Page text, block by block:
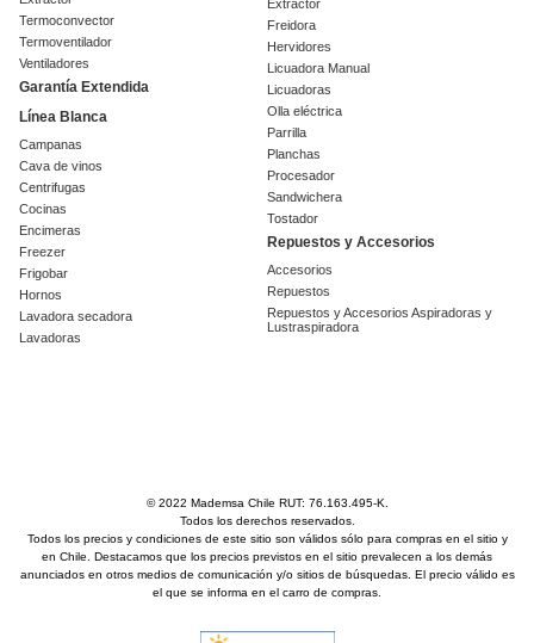
Termoconvector
Termoventilador
Ventiladores
Garantía Extendida
Línea Blanca
Campanas
Cava de vinos
Centrifugas
Cocinas
Encimeras
Freezer
Frigobar
Hornos
Lavadora secadora
Lavadoras
Extractor
Freidora
Hervidores
Licuadora Manual
Licuadoras
Olla eléctrica
Parrilla
Planchas
Procesador
Sandwichera
Tostador
Repuestos y Accesorios
Accesorios
Repuestos
Repuestos y Accesorios Aspiradoras y
Lustraspiradora
© 2022 Mademsa Chile RUT: 76.163.495-K.
Todos los derechos reservados.
Todos los precios y condiciones de este sitio son válidos sólo para compras en el sitio y
en Chile. Destacamos que los precios previstos en el sitio prevalecen a los demás
anunciados en otros medios de comunicación y/o sitios de búsquedas. El precio válido es
el que se informa en el carro de compras.